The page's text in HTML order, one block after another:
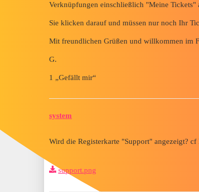
Verknüpfungen einschließlich "Meine Tickets"
Sie klicken darauf und müssen nur noch Ihr
Mit freundlichen Grüßen und willkommen im
G.
1 „Gefällt mir“
system
Wird die Registerkarte "Support" angezeigt? cf
support.png